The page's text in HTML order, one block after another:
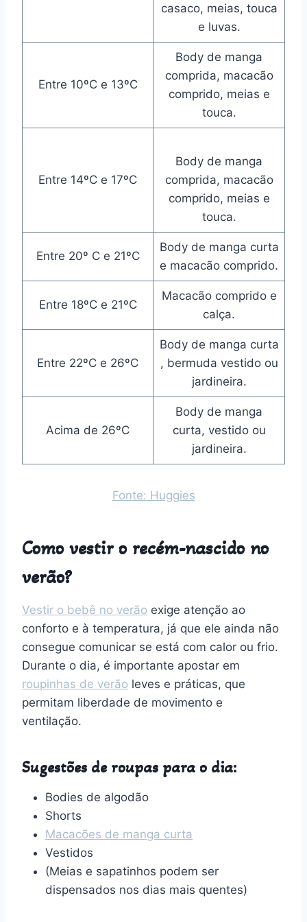
casaco, meias, touca
e luvas.
Entre 10ºC e 13ºC
Body de manga
comprida, macacão
comprido, meias e
touca.
Entre 14ºC e 17ºC
Body de manga
comprida, macacão
comprido, meias e
touca.
Entre 20º C e 21ºC
Body de manga curta
e macacão comprido.
Entre 18ºC e 21ºC
Macacão comprido e
calça.
Entre 22ºC e 26ºC
Body de manga curta
, bermuda vestido ou
jardineira.
Acima de 26ºC
Body de manga
curta, vestido ou
jardineira.
Fonte: Huggies
Como vestir o recém-nascido no
verão?
Vestir o bebê no verão exige atenção ao
conforto e à temperatura, já que ele ainda não
consegue comunicar se está com calor ou frio.
Durante o dia, é importante apostar em
roupinhas de verão leves e práticas, que
permitam liberdade de movimento e
ventilação.
Sugestões de roupas para o dia:
Bodies de algodão
Shorts
Macacões de manga curta
Vestidos
(Meias e sapatinhos podem ser
dispensados nos dias mais quentes)